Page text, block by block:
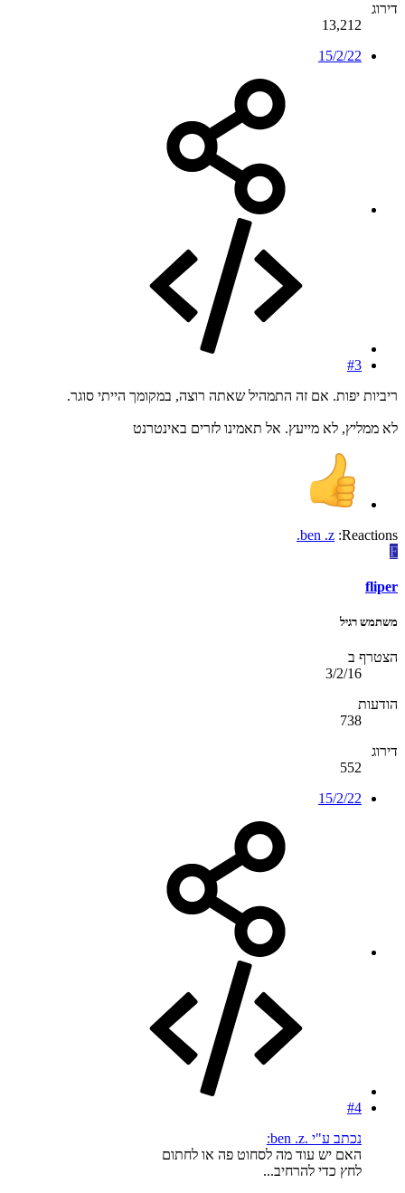
דירוג
13,212
15/2/22
#3
ריביות יפות. אם זה התמהיל שאתה רוצה, במקומך הייתי סוגר.
לא ממליץ, לא מייעץ. אל תאמינו לזרים באינטרנט
Reactions:
.ben .z
F
fliper
משתמש רגיל
הצטרף ב
3/2/16
הודעות
738
דירוג
552
15/2/22
#4
נכתב ע"י .ben .z:
האם יש עוד מה לסחוט פה או לחתום
לחץ כדי להרחיב...